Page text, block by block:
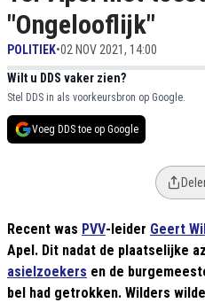
"Ongelooflijk"
POLITIEK•02 NOV 2021, 14:00
Wilt u DDS vaker zien?
Stel DDS in als voorkeursbron op Google.
Voeg DDS toe op Google
Recent was PVV-leider Geert
Apel. Dit nadat de plaatselijke
asielzoekers en de
bel had getrokken. Wilders